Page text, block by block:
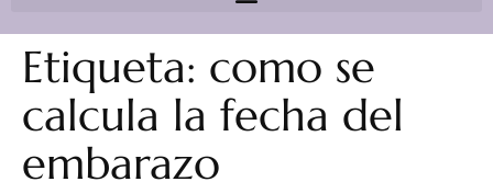
Etiqueta: como se
calcula la fecha del
embarazo